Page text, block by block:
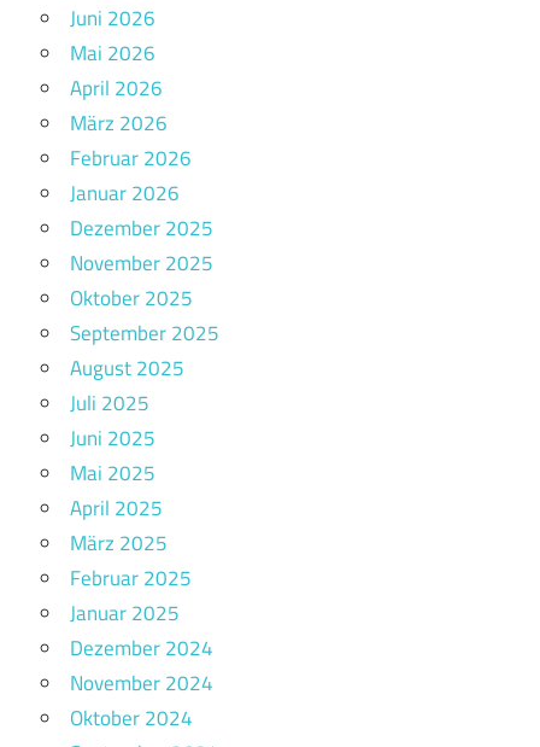
Juni 2026
Mai 2026
April 2026
März 2026
Februar 2026
Januar 2026
Dezember 2025
November 2025
Oktober 2025
September 2025
August 2025
Juli 2025
Juni 2025
Mai 2025
April 2025
März 2025
Februar 2025
Januar 2025
Dezember 2024
November 2024
Oktober 2024